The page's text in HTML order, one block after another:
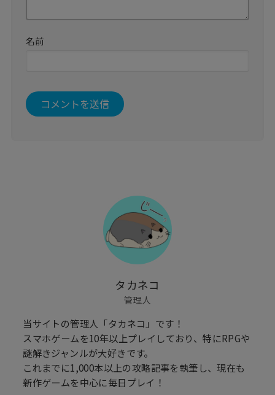
名前
タカネコ
管理人
当サイトの管理人「タカネコ」です！
スマホゲームを10年以上プレイしており、特にRPGや
謎解きジャンルが大好きです。
これまでに1,000本以上の攻略記事を執筆し、現在も
新作ゲームを中心に毎日プレイ！